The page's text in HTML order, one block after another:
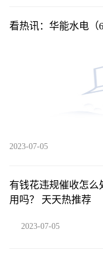
看热讯：华能水电（
2023-07-05
有钱花违规催收怎么
用吗？ 天天热推荐
2023-07-05